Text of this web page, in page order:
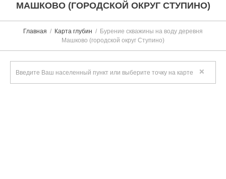
МАШКОВО (ГОРОДСКОЙ ОКРУГ СТУПИНО)
Главная Карта глубин
Бурение скважины на воду деревня
Машково (городской округ Ступино)